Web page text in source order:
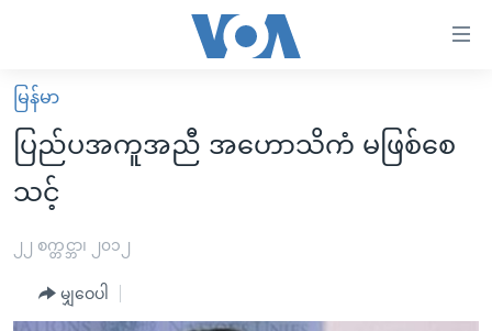
လွယ်ကူ
စေ
သည့်
များ
အကြောင်းအရာ
မူလစာမျက်နှာ
မြန်မာ
ကမ္ဘာ့သတင်းများ
ရပ်ဝန်းတခု လမ်းတခု အလွန်
မြန်မာ
ပြည်ပအကူအညီ အဟောသိကံ မဖြစ်စေ
သင့်
၂၂ စက္တင္ဘာ၊ ၂၀၁၂
မျှဝေပါ